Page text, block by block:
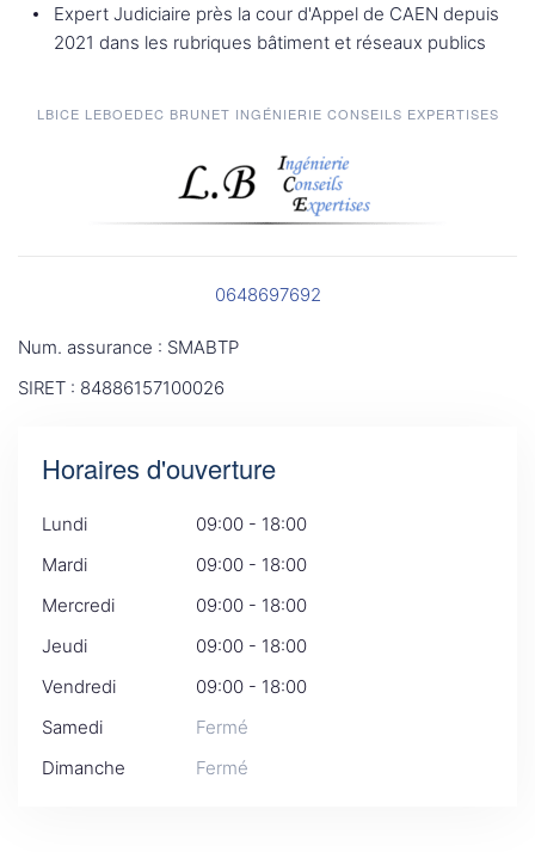
Expert Judiciaire près la cour d'Appel de CAEN depuis
2021 dans les rubriques bâtiment et réseaux publics
LBICE LEBOEDEC BRUNET INGÉNIERIE CONSEILS EXPERTISES
0648697692
Num. assurance : SMABTP
SIRET : 84886157100026
Horaires d'ouverture
Lundi
09:00 - 18:00
Mardi
09:00 - 18:00
Mercredi
09:00 - 18:00
Jeudi
09:00 - 18:00
Vendredi
09:00 - 18:00
Samedi
Fermé
Dimanche
Fermé